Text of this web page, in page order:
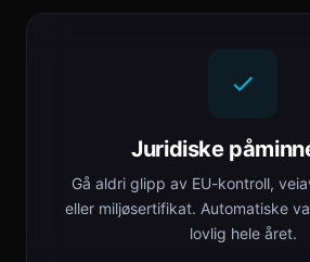
Juridiske
Gå aldri glipp av EU-kontroll,
eller miljøsertifikat. Automatiske
lovlig hele året.